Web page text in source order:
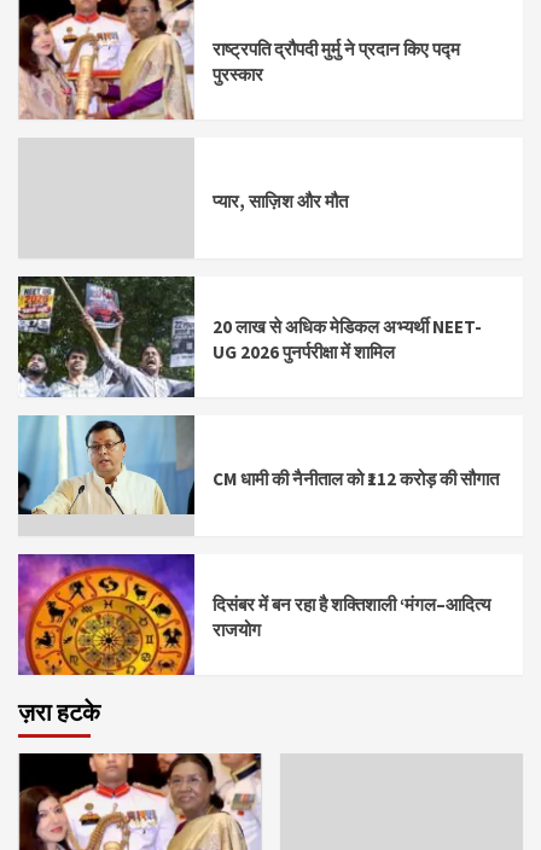
राष्ट्रपति द्रौपदी मुर्मु ने प्रदान किए पद्म
पुरस्कार
प्यार, साज़िश और मौत
20 लाख से अधिक मेडिकल अभ्यर्थी NEET-
UG 2026 पुनर्परीक्षा में शामिल
CM धामी की नैनीताल को ₹112 करोड़ की सौगात
दिसंबर में बन रहा है शक्तिशाली ‘मंगल–आदित्य
राजयोग
ज़रा हटके